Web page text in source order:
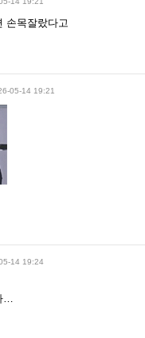
손목잘랐다고
05-14 19:21
14 19:24
…